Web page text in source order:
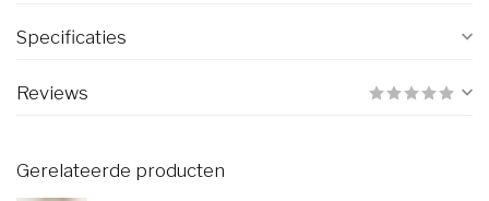
Specificaties
Reviews
Gerelateerde producten